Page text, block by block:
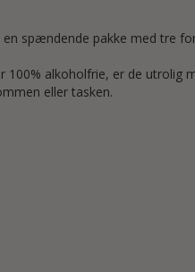
spændende pakke med tre
alkoholfrie, er de utrolig
eller tasken.